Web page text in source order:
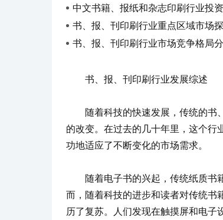
中文书籍、报纸和杂志印刷行业投
书、报、刊印刷行业重点区域市场
书、报、刊印刷行业市场竞争格局
书、报、刊印刷行业发展综述
随着科技的快速发展，传统的书
的改变。在过去的几十年里，这个行
功地适应了不断变化的市场需求。
随着电子书的兴起，传统纸质书
而，随着科技的进步和读者对传统书
历了复苏。人们发现在触摸屏和电子